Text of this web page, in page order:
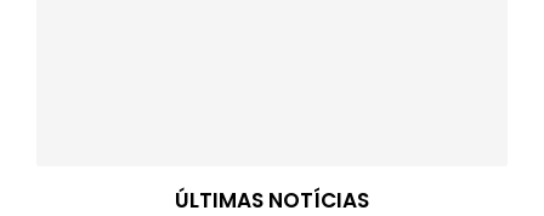
ÚLTIMAS NOTÍCIAS